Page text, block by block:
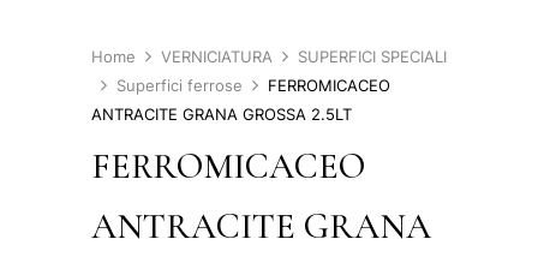
Home VERNICIATURA
SUPERFICI SPECIALI
Superfici ferrose
FERROMICACEO
ANTRACITE GRANA GROSSA 2.5LT
FERROMICACEO
ANTRACITE GRANA